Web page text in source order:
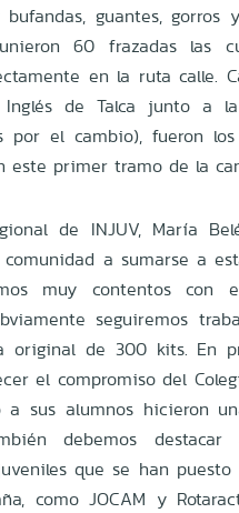
guantes, gorros
60 frazadas las
en la ruta calle.
de Talca junto a la
por el cambio), fueron
este primer tramo de la
de INJUV, María
a sumarse a
muy contentos con
seguiremos
original de 300 kits. En
el compromiso del
a sus alumnos hicieron
debemos
que se han puesto
como JOCAM y